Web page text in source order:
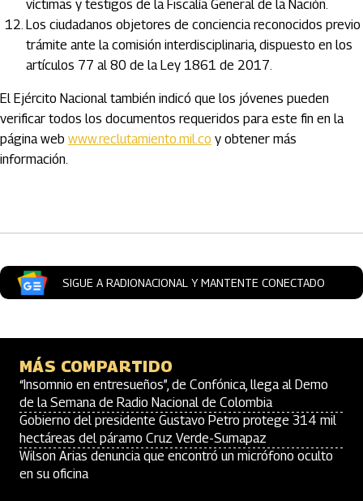
víctimas y testigos de la Fiscalía General de la Nación.
Los ciudadanos objetores de conciencia reconocidos previo
trámite ante la comisión interdisciplinaria, dispuesto en los
artículos 77 al 80 de la Ley 1861 de 2017.
El Ejército Nacional también indicó que los jóvenes pueden
verificar todos los documentos requeridos para este fin en la
página web www.reclutamiento.mil.co y obtener más
información.
SIGUE A RADIONACIONAL Y MANTENTE CONECTADO
MÁS COMPARTIDO
“Insomnio en entresueños”, de Confónica, llega al Demo
de la Semana de Radio Nacional de Colombia
Gobierno del presidente Gustavo Petro protege 314 mil
hectáreas del páramo Cruz Verde-Sumapaz
Wilson Arias denuncia que encontró un micrófono oculto
en su oficina